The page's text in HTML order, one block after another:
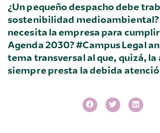
¿Un pequeño despacho debe
sostenibilidad medioambiental?
necesita la empresa para
Agenda 2030? #Campus Legal
tema transversal al que, quizá, la
siempre presta la debida